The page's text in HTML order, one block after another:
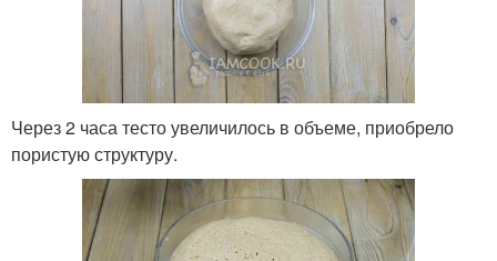
Через 2 часа тесто увеличилось в объеме, приобрело
пористую структуру.